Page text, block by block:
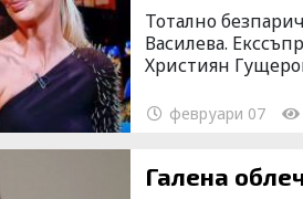
Тотално
Василева.
Християн
февруари 07